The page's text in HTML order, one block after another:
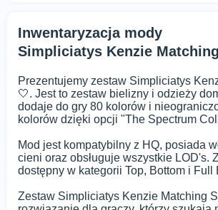
Inwentaryzacja mody
Simpliciatys Kenzie
Prezentujemy zestaw Simpliciatys
🤍. Jest to zestaw bielizny i odzieży
dodaje do gry 80 kolorów i
kolorów dzięki opcji "The Spectrum
Mod jest kompatybilny z HQ, posiada
cieni oraz obsługuje wszystkie LOD's.
dostępny w kategorii Top, Bottom i Full
Zestaw Simpliciatys Kenzie Matching